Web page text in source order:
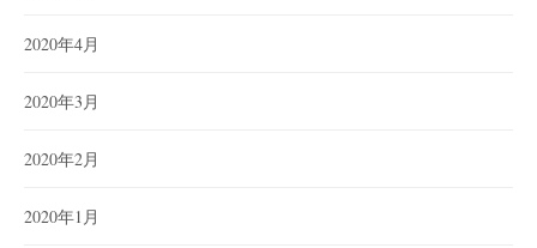
2020年4月
2020年3月
2020年2月
2020年1月